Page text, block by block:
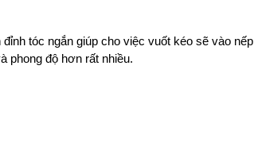
tóc ngắn giúp cho việc vuốt kéo sẽ vào nếp
phong độ hơn rất nhiều.